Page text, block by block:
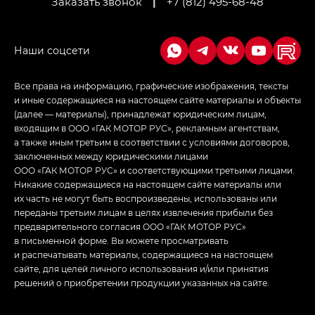
Empow — Эмпау (Empow) в комплектации
в спортивном стиле — GL(S-Style)
Все права на информацию, графические изображения, тексты
и иные содержащиеся на настоящем сайте материалы и объекты
(далее — материалы), принадлежат юридическим лицам,
входящим в ООО «ГАК МОТОР РУС», рекламным агентствам,
а также иным третьим в соответствии с условиями договоров,
заключенных между юридическими лицами
ООО «ГАК МОТОР РУС» и соответствующими третьими лицами.
Никакие содержащиеся на настоящем сайте материалы или
их часть не могут быть воспроизведены, использованы или
переданы третьим лицам в целях извлечения прибыли без
предварительного согласия ООО «ГАК МОТОР РУС»
в письменной форме. Вы можете просматривать
и распечатывать материалы, содержащиеся на настоящем
сайте, для целей личного использования и/или принятия
решений о приобретении продукции указанных на сайте.